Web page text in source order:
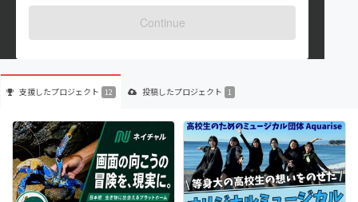
Continue
在住国：未設定
支援したプロジェクト 12 投稿したプロジェクト 1